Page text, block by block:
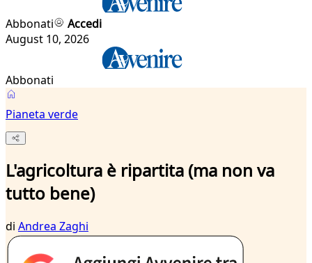
Abbonati
Accedi
August 10, 2026
Abbonati
Pianeta verde
L'agricoltura è ripartita (ma non va
tutto bene)
di Andrea Zaghi